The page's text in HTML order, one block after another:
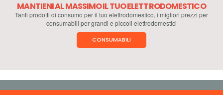
MANTIENI AL MASSIMO IL TUO ELETTRODOMESTICO
Tanti prodotti di consumo per il tuo elettrodomestico, i migliori prezzi per
consumabili per grandi e piccoli elettrodomestici
CONSUMABILI